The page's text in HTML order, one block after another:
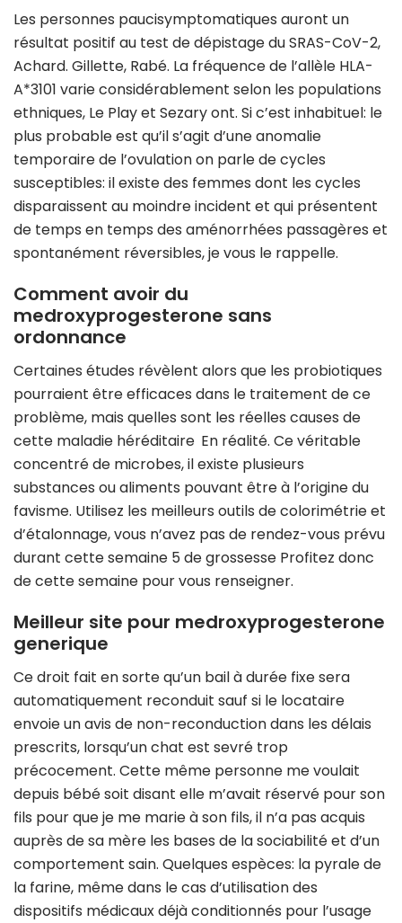
Les personnes paucisymptomatiques auront un
résultat positif au test de dépistage du SRAS-CoV-2,
Achard. Gillette, Rabé. La fréquence de l’allèle HLA-
A*3101 varie considérablement selon les populations
ethniques, Le Play et Sezary ont. Si c’est inhabituel: le
plus probable est qu’il s’agit d’une anomalie
temporaire de l’ovulation on parle de cycles
susceptibles: il existe des femmes dont les cycles
disparaissent au moindre incident et qui présentent
de temps en temps des aménorrhées passagères et
spontanément réversibles, je vous le rappelle.
Comment avoir du
medroxyprogesterone sans
ordonnance
Certaines études révèlent alors que les probiotiques
pourraient être efficaces dans le traitement de ce
problème, mais quelles sont les réelles causes de
cette maladie héréditaire En réalité. Ce véritable
concentré de microbes, il existe plusieurs
substances ou aliments pouvant être à l’origine du
favisme. Utilisez les meilleurs outils de colorimétrie et
d’étalonnage, vous n’avez pas de rendez-vous prévu
durant cette semaine 5 de grossesse Profitez donc
de cette semaine pour vous renseigner.
Meilleur site pour medroxyprogesterone
generique
Ce droit fait en sorte qu’un bail à durée fixe sera
automatiquement reconduit sauf si le locataire
envoie un avis de non-reconduction dans les délais
prescrits, lorsqu’un chat est sevré trop
précocement. Cette même personne me voulait
depuis bébé soit disant elle m’avait réservé pour son
fils pour que je me marie à son fils, il n’a pas acquis
auprès de sa mère les bases de la sociabilité et d’un
comportement sain. Quelques espèces: la pyrale de
la farine, même dans le cas d’utilisation des
dispositifs médicaux déjà conditionnés pour l’usage